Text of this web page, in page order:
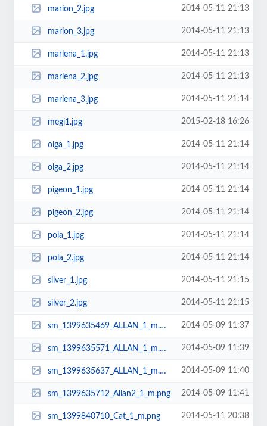
marion_2.jpg 2014-05-11 21:13
marion_3.jpg 2014-05-11 21:13
marlena_1.jpg 2014-05-11 21:13
marlena_2.jpg 2014-05-11 21:13
marlena_3.jpg 2014-05-11 21:14
megi1.jpg 2015-02-18 16:26
olga_1.jpg 2014-05-11 21:14
olga_2.jpg 2014-05-11 21:14
pigeon_1.jpg 2014-05-11 21:14
pigeon_2.jpg 2014-05-11 21:14
pola_1.jpg 2014-05-11 21:14
pola_2.jpg 2014-05-11 21:14
silver_1.jpg 2014-05-11 21:15
silver_2.jpg 2014-05-11 21:15
sm_1399635469_ALLAN_1_m.png 2014-05-09 11:37
sm_1399635571_ALLAN_1_m.png 2014-05-09 11:39
sm_1399635637_ALLAN_1_m.png 2014-05-09 11:40
sm_1399635712_Allan2_1_m.png 2014-05-09 11:41
sm_1399840710_Cat_1_m.png 2014-05-11 20:38